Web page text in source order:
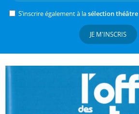
S’inscrire également à lasélection théâtre
JE M'INSCRIS